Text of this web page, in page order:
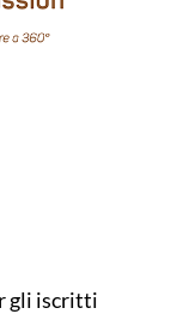
gli iscritti